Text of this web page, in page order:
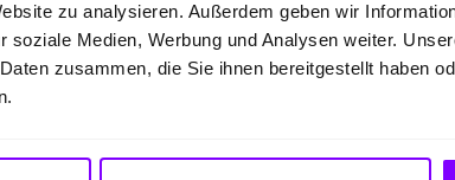
zu analysieren. Außerdem geben wir
soziale Medien, Werbung und Analysen weiter.
zusammen, die Sie ihnen bereitgestellt haben
57, 38112 Braunschweig, für die wir als
die für den Abschluss der Finanzierung